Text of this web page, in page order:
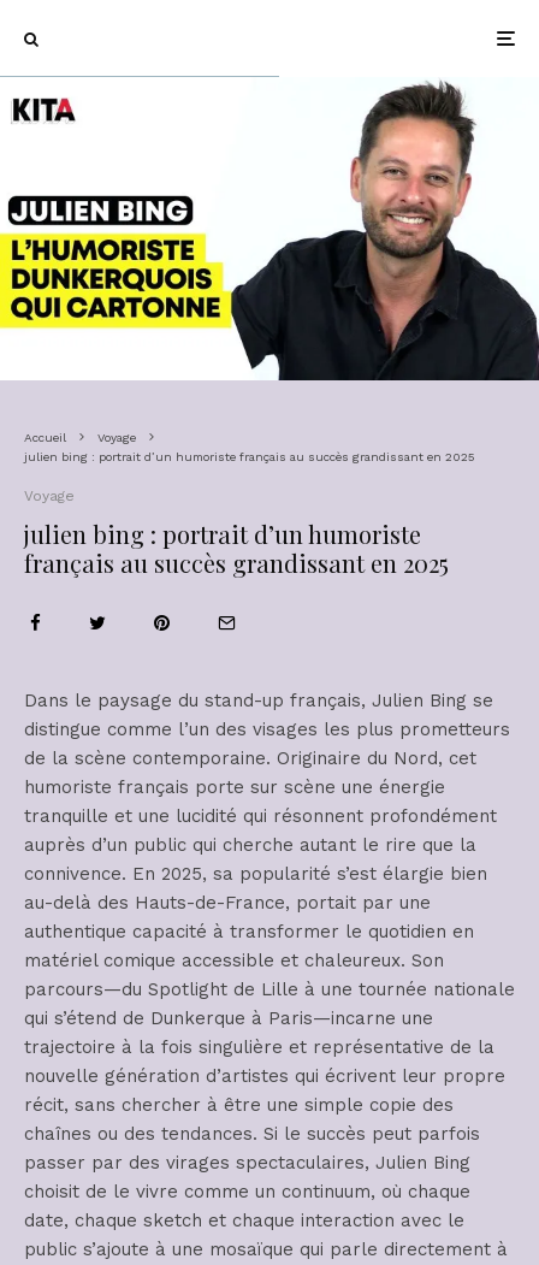
Accueil
Voyage
julien bing : portrait d’un humoriste français au succès grandissant en 2025
Voyage
julien bing : portrait d’un humoriste
français au succès grandissant en 2025
Dans le paysage du stand-up français, Julien Bing se
distingue comme l’un des visages les plus prometteurs
de la scène contemporaine. Originaire du Nord, cet
humoriste français porte sur scène une énergie
tranquille et une lucidité qui résonnent profondément
auprès d’un public qui cherche autant le rire que la
connivence. En 2025, sa popularité s’est élargie bien
au-delà des Hauts-de-France, portait par une
authentique capacité à transformer le quotidien en
matériel comique accessible et chaleureux. Son
parcours—du Spotlight de Lille à une tournée nationale
qui s’étend de Dunkerque à Paris—incarne une
trajectoire à la fois singulière et représentative de la
nouvelle génération d’artistes qui écrivent leur propre
récit, sans chercher à être une simple copie des
chaînes ou des tendances. Si le succès peut parfois
passer par des virages spectaculaires, Julien Bing
choisit de le vivre comme un continuum, où chaque
date, chaque sketch et chaque interaction avec le
public s’ajoute à une mosaïque qui parle directement à